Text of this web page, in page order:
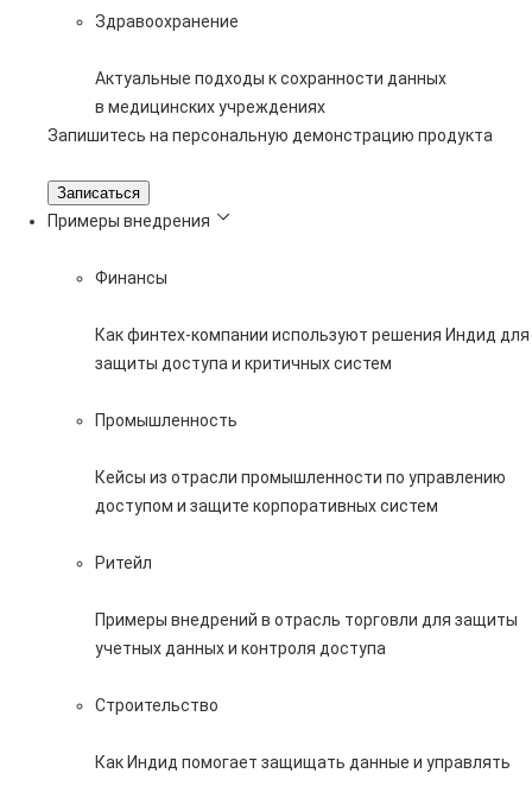
Здравоохранение
Актуальные подходы к сохранности данных
в медицинских учреждениях
Запишитесь на персональную демонстрацию продукта
Записаться
Примеры внедрения
Финансы
Как финтех-компании используют решения Индид для
защиты доступа и критичных систем
Промышленность
Кейсы из отрасли промышленности по управлению
доступом и защите корпоративных систем
Ритейл
Примеры внедрений в отрасль торговли для защиты
учетных данных и контроля доступа
Строительство
Как Индид помогает защищать данные и управлять